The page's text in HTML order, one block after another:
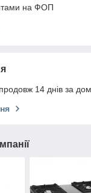
на ФОП
14 днів за